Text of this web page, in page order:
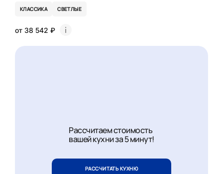
КЛАССИКА СВЕТЛЫЕ
от 38 542 ₽
Рассчитаем стоимость
вашей кухни за 5 минут!
РАССЧИТАТЬ КУХНЮ